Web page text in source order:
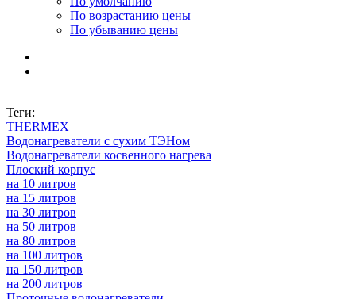
По возрастанию цены
По убыванию цены
Теги:
THERMEX
Водонагреватели с сухим ТЭНом
Водонагреватели косвенного нагрева
Плоский корпус
на 10 литров
на 15 литров
на 30 литров
на 50 литров
на 80 литров
на 100 литров
на 150 литров
на 200 литров